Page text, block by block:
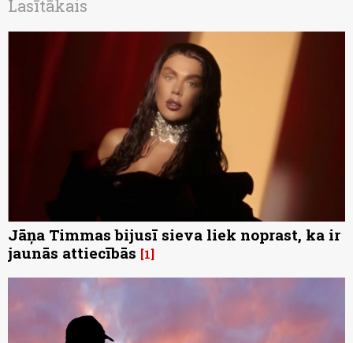
Lasītākais
Jāņa Timmas bijusī sieva liek noprast, ka ir
jaunās attiecībās 1